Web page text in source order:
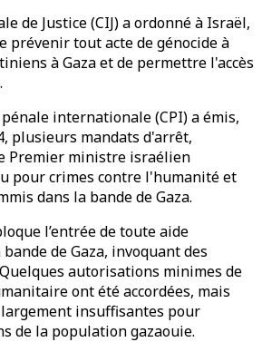
de Justice (CIJ) a ordonné à Israël,
prévenir tout acte de génocide à
à Gaza et de permettre l'accès
internationale (CPI) a émis,
plusieurs mandats d'arrêt,
Premier ministre israélien
pour crimes contre l'humanité et
dans la bande de Gaza.
l’entrée de toute aide
de Gaza, invoquant des
autorisations minimes de
ont été accordées, mais
insuffisantes pour
de la population gazaouie.